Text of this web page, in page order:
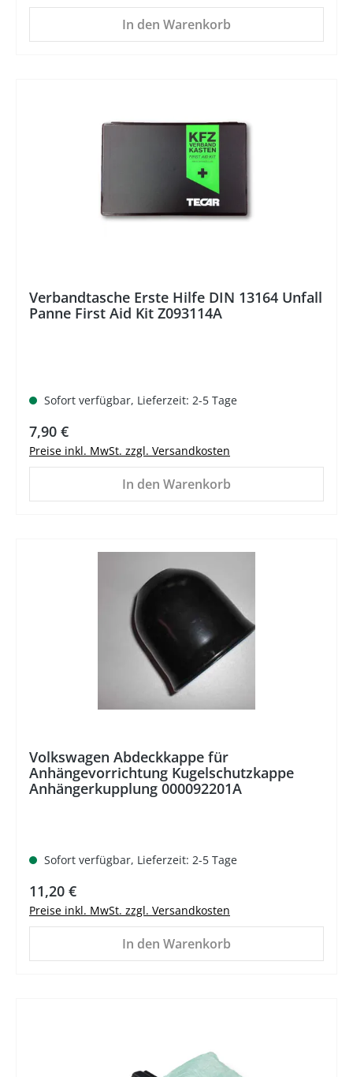
In den Warenkorb
Verbandtasche Erste Hilfe DIN 13164 Unfall
Panne First Aid Kit Z093114A
Sofort verfügbar, Lieferzeit: 2-5 Tage
Regulärer Preis:
7,90 €
Preise inkl. MwSt. zzgl. Versandkosten
In den Warenkorb
Volkswagen Abdeckkappe für
Anhängevorrichtung Kugelschutzkappe
Anhängerkupplung 000092201A
Sofort verfügbar, Lieferzeit: 2-5 Tage
Regulärer Preis:
11,20 €
Preise inkl. MwSt. zzgl. Versandkosten
In den Warenkorb